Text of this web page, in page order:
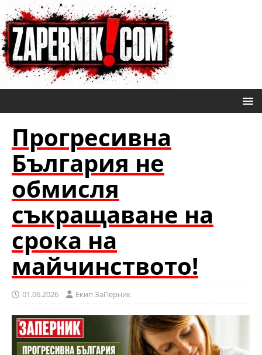
Прогресивна
България не
обмисля
съкращаване на
срока на
майчинството!
01.06.2026 Eкип ЗаПерник